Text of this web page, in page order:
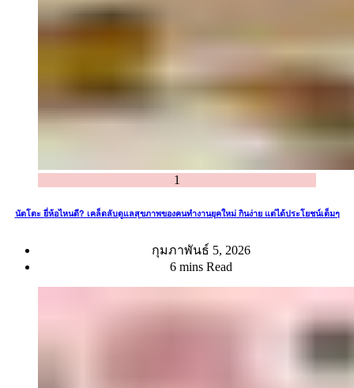
1
นัตโตะ ยี่ห้อไหนดี? เคล็ดลับดูแลสุขภาพของคนทำงานยุคใหม่ กินง่าย แต่ได้ประโยชน์เต็มๆ
กุมภาพันธ์ 5, 2026
6 mins Read